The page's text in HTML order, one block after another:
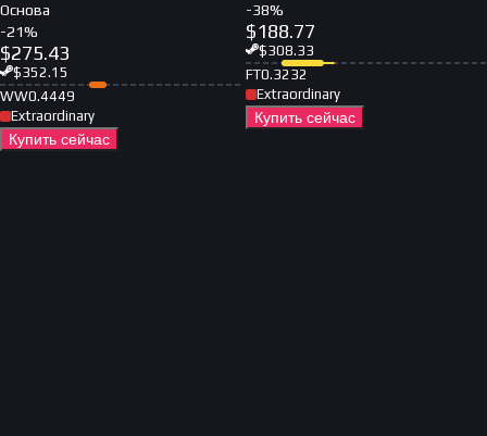
Основа
-21%
$275.43
$352.15
WW0.4449
Extraordinary
Купить сейчас
-38%
$188.77
$308.33
FT0.3232
Extraordinary
Купить сейчас